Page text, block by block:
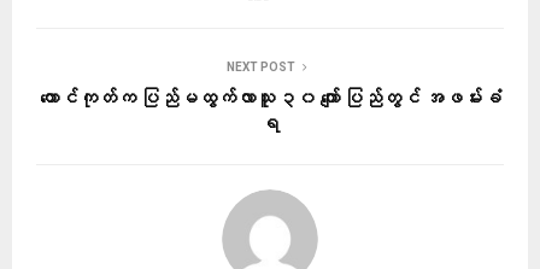
NEXT POST
တောင်ကုတ်က ပြည်မထွက်လာသူ ၃၀ ကျော် ပြည်တွင် အဖမ်းခံ
ရ